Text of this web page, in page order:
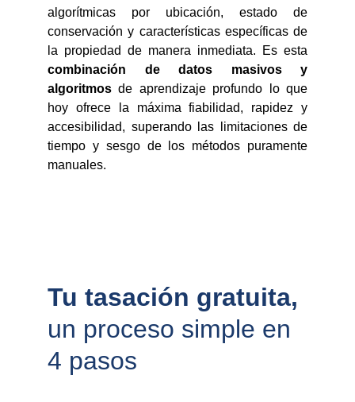
algorítmicas por ubicación, estado de
conservación y características específicas de
la propiedad de manera inmediata. Es esta
combinación de datos masivos y
algoritmos de aprendizaje profundo lo que
hoy ofrece la máxima fiabilidad, rapidez y
accesibilidad, superando las limitaciones de
tiempo y sesgo de los métodos puramente
manuales.
Tu tasación gratuita,
un proceso simple en
4 pasos